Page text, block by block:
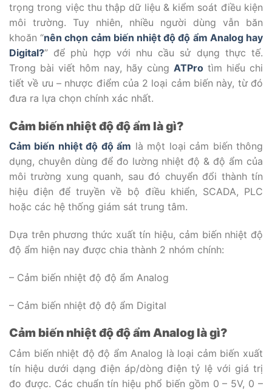
trọng trong việc thu thập dữ liệu & kiểm soát điều kiện
môi trường. Tuy nhiên, nhiều người dùng vẫn băn
khoăn “nên chọn cảm biến nhiệt độ độ ẩm Analog hay
Digital?” để phù hợp với nhu cầu sử dụng thực tế.
Trong bài viết hôm nay, hãy cùng ATPro tìm hiểu chi
tiết về ưu – nhược điểm của 2 loại cảm biến này, từ đó
đưa ra lựa chọn chính xác nhất.
Cảm biến nhiệt độ độ ẩm là gì?
Cảm biến nhiệt độ độ ẩm là một loại cảm biến thông
dụng, chuyên dùng để đo lường nhiệt độ & độ ẩm của
môi trường xung quanh, sau đó chuyển đổi thành tín
hiệu điện để truyền về bộ điều khiển, SCADA, PLC
hoặc các hệ thống giám sát trung tâm.
Dựa trên phương thức xuất tín hiệu, cảm biến nhiệt độ
độ ẩm hiện nay được chia thành 2 nhóm chính:
– Cảm biến nhiệt độ độ ẩm Analog
– Cảm biến nhiệt độ độ ẩm Digital
Cảm biến nhiệt độ độ ẩm Analog là gì?
Cảm biến nhiệt độ độ ẩm Analog là loại cảm biến xuất
tín hiệu dưới dạng điện áp/dòng điện tỷ lệ với giá trị
đo được. Các chuẩn tín hiệu phổ biến gồm 0 – 5V, 0 –